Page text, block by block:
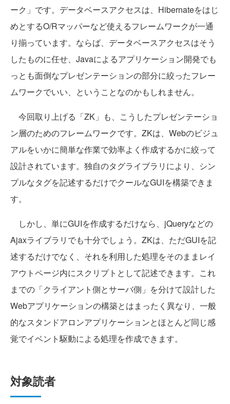
ーク」です。データベースアクセスは、Hibernateをはじ
めとするO/Rマッパーなど使えるフレームワークが一通
り揃っています。ならば、データベースアクセスはそう
したものに任せ、Javaによるアプリケーション開発でも
っとも面倒なプレゼンテーションの部分に絞ったフレー
ムワークでいい、ということなのかもしれません。
今回取り上げる「ZK」も、こうしたプレゼンテーショ
ン層のためのフレームワークです。ZKは、Webのビジュ
アルをいかに簡単な作業で効率よく作成するかに絞って
設計されています。独自のタグライブラリにより、シン
プルなタグを記述するだけでクールなGUIを構築できま
す。
しかし、単にGUIを作成するだけなら、jQueryなどの
Ajaxライブラリでも十分でしょう。ZKは、ただGUIを記
述するだけでなく、それを利用した処理をそのままレイ
アウトページ内にスクリプトとして記述できます。これ
までの「クライアント側とサーバ側」を分けて設計した
Webアプリケーションの構築とはまったく異なり、一般
的なスタンドアロンアプリケーションとほとんど同じ感
覚でイベント駆動による処理を作成できます。
対象読者